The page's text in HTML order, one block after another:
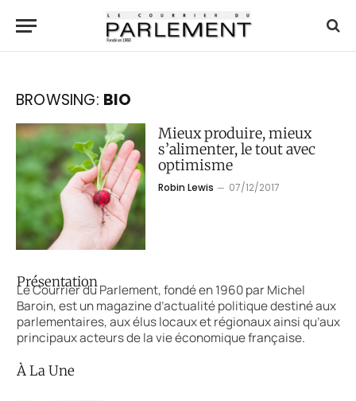
BROWSING: BIO
Mieux produire, mieux
s’alimenter, le tout avec
optimisme
Robin Lewis 07/12/2017
Présentation
Le Courrier du Parlement, fondé en 1960 par Michel
Baroin, est un magazine d’actualité politique destiné aux
parlementaires, aux élus locaux et régionaux ainsi qu’aux
principaux acteurs de la vie économique française.
À La Une